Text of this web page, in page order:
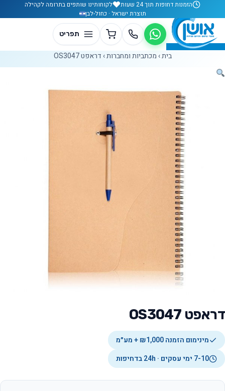
דלג לתוכןהזמנות דחופות תוך 24 שעות
לקוחותינו שותפים בתרומה לקהילה
תוצרת ישראל · כחול-לבן
בית› מכתביות ומחברות› דראפט OS3047
דראפט OS3047
מינימום הזמנה ₪1,000 + מע״מ
7-10 ימי עסקים · 24h בדחיפות